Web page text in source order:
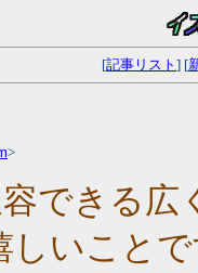
[記事リスト ] [
>
できる
しいこと